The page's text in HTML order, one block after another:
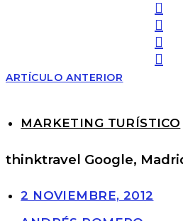
ARTÍCULO ANTERIOR
MARKETING TURÍSTICO
thinktravel Google,
2 NOVIEMBRE, 2012